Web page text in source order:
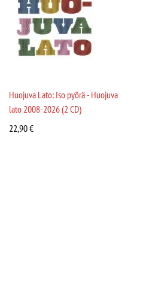
Huojuva Lato: Iso pyörä - Huojuva
lato 2008-2026 (2 CD)
22,90€